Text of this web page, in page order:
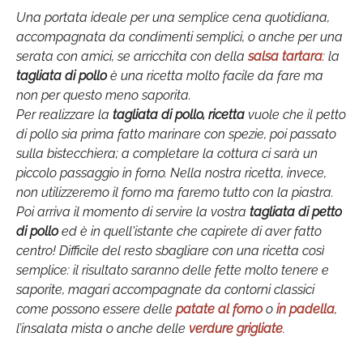
Una portata ideale per una semplice cena quotidiana,
accompagnata da condimenti semplici, o anche per una
serata con amici, se arricchita con dellasalsa tartara: la
tagliata di polloè una ricetta molto facile da fare ma
non per questo meno saporita.
Per realizzare la tagliata di pollo, ricetta vuole che il petto
di pollo sia prima fatto marinare con spezie, poi passato
sulla bistecchiera; a completare la cottura ci sarà un
piccolo passaggio in forno. Nella nostra ricetta, invece,
non utilizzeremo il forno ma faremo tutto con la piastra.
Poi arriva il momento di servire la vostra tagliata di petto
di polloed è in quell'istante che capirete di aver fatto
centro! Difficile del resto sbagliare con una ricetta così
semplice: il risultato saranno delle fette molto tenere e
saporite, magari accompagnate da contorni classici
come possono essere delle patate al forno o in padella,
l’insalata mista o anche delle verdure grigliate.